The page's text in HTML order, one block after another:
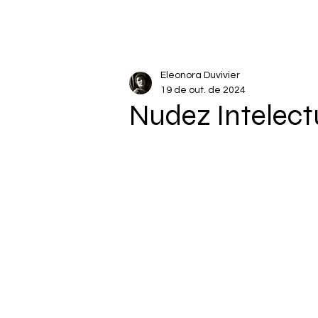
Nudez
Eleonora Duvivier
19 de out. de 2024